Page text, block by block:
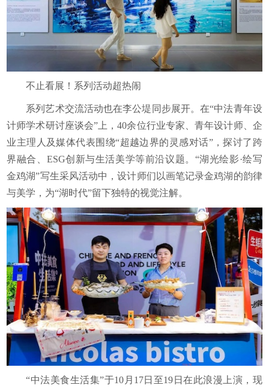
不止看展！系列活动超热闹
系列艺术交流活动也在李公堤同步展开。在“中法青年设
计师学术研讨座谈会”上，40余位行业专家、青年设计师、企
业主理人及媒体代表围绕“超越边界的灵感对话”，探讨了跨
界融合、ESG创新与生活美学等前沿议题。“湖光绘影·绘写
金鸡湖”写生采风活动中，设计师们以画笔记录金鸡湖的韵律
与美学，为“湖时代”留下独特的视觉注解。
“中法美食生活集”于10月17日至19日在此浪漫上演，现